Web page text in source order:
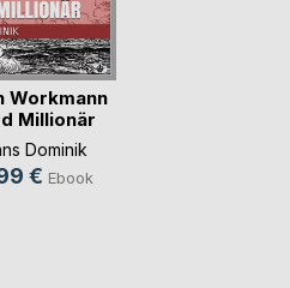
Workmann
Millionär
Dominik
€ Ebook